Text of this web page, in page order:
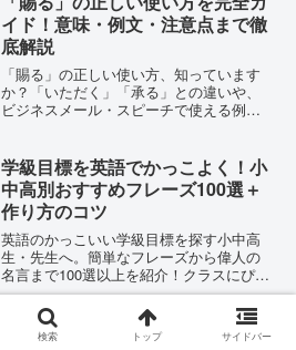
イド！意味・例文・注意点まで徹
底解説
「賜る」の正しい使い方、知っています
か？「いただく」「承る」との違いや、
ビジネスメール・スピーチで使える例
学級目標を英語でかっこよく！小
中高別おすすめフレーズ100選＋
作り方のコツ
英語のかっこいい学級目標を探す小中高
生・先生へ。簡単なフレーズから偉人の
名言まで100選以上を紹介！クラスにぴっ
たりの目標の作り方や注意点も丁寧に解
説します。
ビジネスで「良かったです」は失
検索 トップ サイドバー